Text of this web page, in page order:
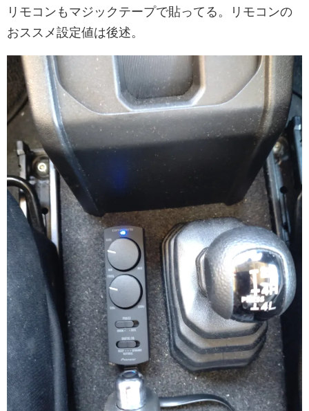
リモコンもマジックテープで貼ってる。リモコンの
おススメ設定値は後述。